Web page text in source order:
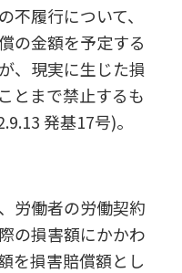
履行について、
の金額を予定する
、現実に生じた損
とまで禁止するも
発基17号)。
労働者の労働契約
の損害額にかかわ
を損害賠償額とし